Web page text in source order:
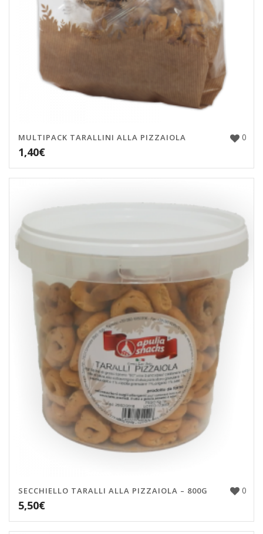
0
MULTIPACK TARALLINI ALLA PIZZAIOLA
1,40€
0
SECCHIELLO TARALLI ALLA PIZZAIOLA – 800G
5,50€